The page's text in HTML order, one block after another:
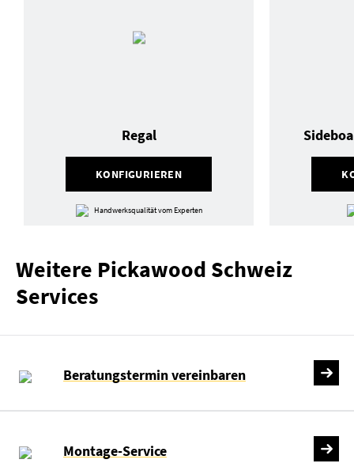
KONFIGURIEREN
Regal
Handwerksqualität vom Experten
Weitere Pickawood Schweiz
Services
Beratungstermin vereinbaren
Montage-Service